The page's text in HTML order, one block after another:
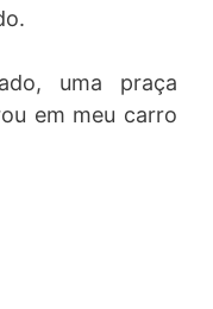
uma praça
em meu carro